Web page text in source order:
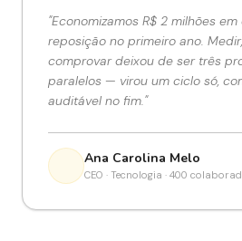
"Economizamos R$ 2 milhões
reposição no primeiro ano.
comprovar deixou de ser três
paralelos — virou um ciclo só,
auditável no fim."
Ana Carolina Melo
CEO · Tecnologia · 400